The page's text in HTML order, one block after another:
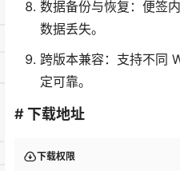
数据备份与恢复：便签
数据丢失。
跨版本兼容：支持不同
定可靠。
# 下载地址
下载权限